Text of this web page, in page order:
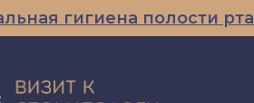
гигиена полости рта